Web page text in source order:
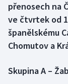
Futsal
Gymnastika
přenosech na
ve čtvrtek od
španělskému
Chomutov a
Skupina A –